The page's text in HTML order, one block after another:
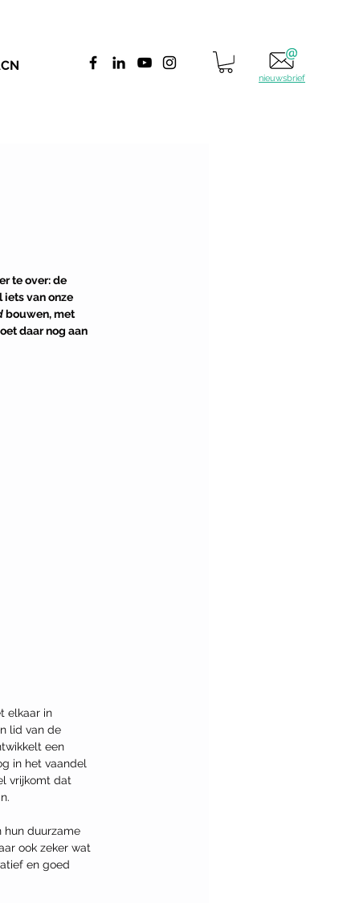
nieuwsbrief
te over: de
van onze
bouwen, met
daar nog aan
elkaar in
lid van de
een
in het vaandel
vrijkomt dat
hun duurzame
ook zeker wat
en goed